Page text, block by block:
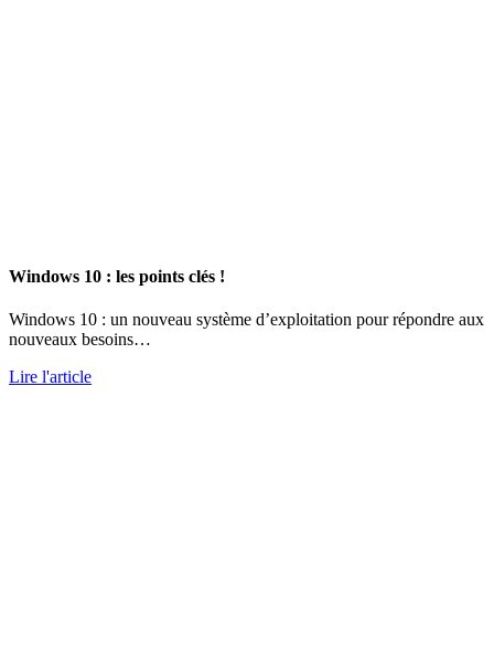
Windows 10 : les points clés !
Windows 10 : un nouveau système d’exploitation pour répondre aux
nouveaux besoins…
Lire l'article